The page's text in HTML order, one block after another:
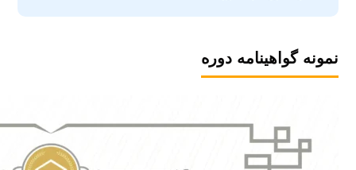
نمونه گواهینامه دوره